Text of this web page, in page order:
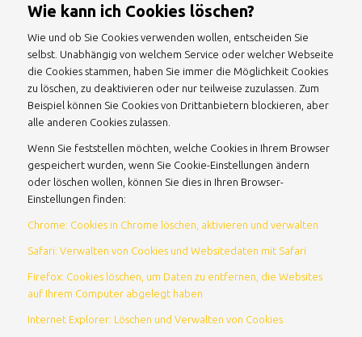
Wie kann ich Cookies löschen?
Wie und ob Sie Cookies verwenden wollen, entscheiden Sie
selbst. Unabhängig von welchem Service oder welcher Webseite
die Cookies stammen, haben Sie immer die Möglichkeit Cookies
zu löschen, zu deaktivieren oder nur teilweise zuzulassen. Zum
Beispiel können Sie Cookies von Drittanbietern blockieren, aber
alle anderen Cookies zulassen.
Wenn Sie feststellen möchten, welche Cookies in Ihrem Browser
gespeichert wurden, wenn Sie Cookie-Einstellungen ändern
oder löschen wollen, können Sie dies in Ihren Browser-
Einstellungen finden:
Chrome: Cookies in Chrome löschen, aktivieren und verwalten
Safari: Verwalten von Cookies und Websitedaten mit Safari
Firefox: Cookies löschen, um Daten zu entfernen, die Websites
auf Ihrem Computer abgelegt haben
Internet Explorer: Löschen und Verwalten von Cookies